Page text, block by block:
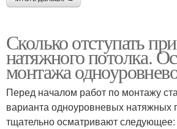
Сколько отступать
натяжного потолка.
монтажа
Перед началом работ по монтажу
варианта одноуровневых натяжных
тщательно осматривают следующее: